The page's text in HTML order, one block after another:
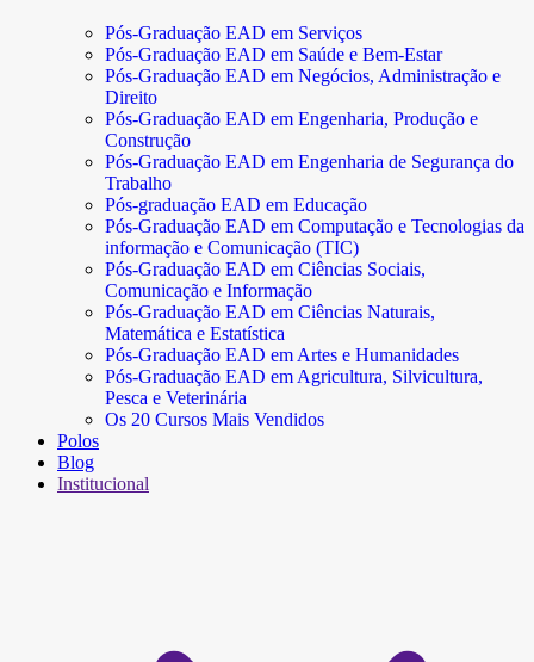
Pós-Graduação EAD em Serviços
Pós-Graduação EAD em Saúde e Bem-Estar
Pós-Graduação EAD em Negócios, Administração e
Direito
Pós-Graduação EAD em Engenharia, Produção e
Construção
Pós-Graduação EAD em Engenharia de Segurança do
Trabalho
Pós-graduação EAD em Educação
Pós-Graduação EAD em Computação e Tecnologias da
informação e Comunicação (TIC)
Pós-Graduação EAD em Ciências Sociais,
Comunicação e Informação
Pós-Graduação EAD em Ciências Naturais,
Matemática e Estatística
Pós-Graduação EAD em Artes e Humanidades
Pós-Graduação EAD em Agricultura, Silvicultura,
Pesca e Veterinária
Os 20 Cursos Mais Vendidos
Polos
Blog
Institucional